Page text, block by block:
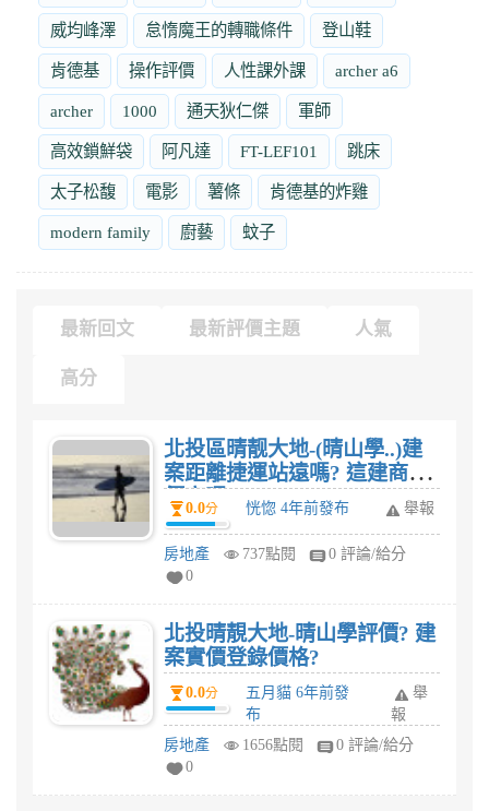
威均峰澤 怠惰魔王的轉職條件 登山鞋
肯德基 操作評價 人性課外課 archer a6
archer 1000 通天狄仁傑 軍師
高效鎖鮮袋 阿凡達 FT-LEF101 跳床
太子松馥 電影 薯條 肯德基的炸雞
modern family 廚藝 蚊子
最新回文 最新評價主題 人氣
高分
北投區晴靓大地-(晴山學..)建
案距離捷運站遠嗎? 這建商評
價高嗎?
0.0分 恍惚 4年前發布 舉報
房地產 737點閱
0 評論/給分
0
北投晴靚大地-晴山學評價? 建
案實價登錄價格?
0.0分
五月貓 6年前發
布
舉
報
房地產
1656點閱
0 評論/給分
0